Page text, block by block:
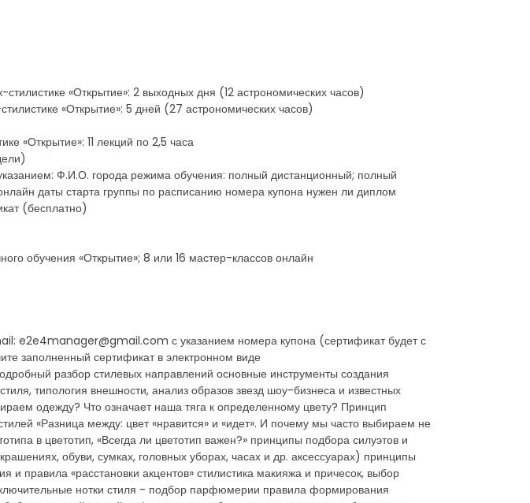
«Открытие»: 2 выходных дня (12 астрономических часов)
«Открытие»: 5 дней (27 астрономических часов)
«Открытие»: 11 лекций по 2,5 часа
Ф.И.О. города режима обучения: полный дистанционный; полный
даты старта группы по расписанию номера купона нужен ли диплом
(бесплатно)
обучения «Открытие»; 8 или 16 мастер-классов онлайн
e2e4manager@gmail.com с указанием номера купона (сертификат будет с
заполненный сертификат в электронном виде
разбор стилевых направлений основные инструменты создания
типология внешности, анализ образов звезд шоу-бизнеса и известных
одежду? Что означает наша тяга к определенному цвету? Принцип
«Разница между: цвет «нравится» и «идет». И почему мы часто выбираем не
в цветотип, «Всегда ли цветотип важен?» принципы подбора силуэтов и
обуви, сумках, головных уборах, часах и др. аксессуарах) принципы
правила «расстановки акцентов» стилистика макияжа и причесок, выбор
нотки стиля - подбор парфюмерии правила формирования